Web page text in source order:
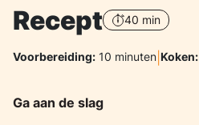
Recept 40 min
Voorbereiding: 10 minuten Koken:
Ga aan de slag